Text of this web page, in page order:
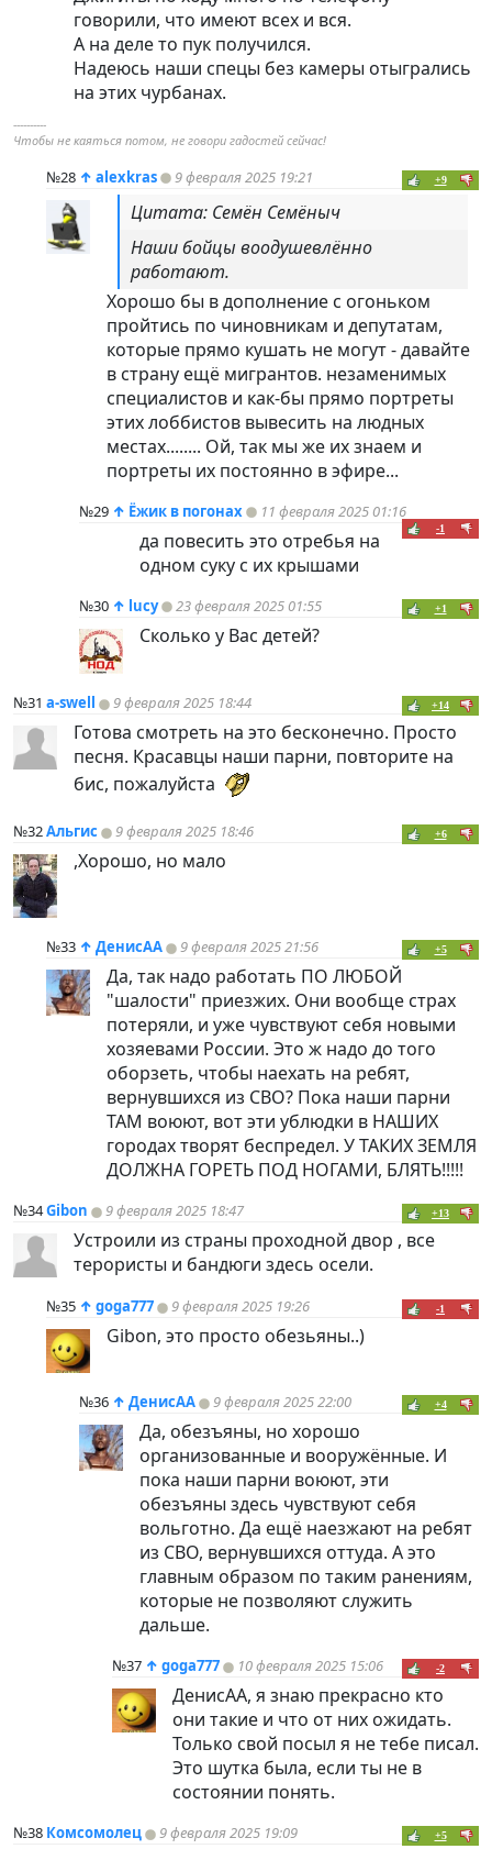
говорили, что имеют всех и вся.
А на деле то пук получился.
Надеюсь наши спецы без камеры отыгрались
на этих чурбанах.
----------
Чтобы не каяться потом, не говори гадостей сейчас!
№28 ↑ alexkras 9 февраля 2025 19:21 +9
Цитата: Семён Семёныч
Наши бойцы воодушевлённо
работают.
Хорошо бы в дополнение с огоньком
пройтись по чиновникам и депутатам,
которые прямо кушать не могут - давайте
в страну ещё мигрантов. незаменимых
специалистов и как-бы прямо портреты
этих лоббистов вывесить на людных
местах........ Ой, так мы же их знаем и
портреты их постоянно в эфире...
№29 ↑ Ёжик в погонах 11 февраля 2025 01:16
-1
да повесить это отребья на
одном суку с их крышами
№30 ↑ lucy 23 февраля 2025 01:55 +1
Сколько у Вас детей?
№31 a-swell 9 февраля 2025 18:44 +14
Готова смотреть на это бесконечно. Просто
песня. Красавцы наши парни, повторите на
бис, пожалуйста
№32Альгис 9 февраля 2025 18:46 +6
,Хорошо, но мало
№33 ↑ ДенисАА 9 февраля 2025 21:56 +5
Да, так надо работать ПО ЛЮБОЙ
"шалости" приезжих. Они вообще страх
потеряли, и уже чувствуют себя новыми
хозяевами России. Это ж надо до того
оборзеть, чтобы наехать на ребят,
вернувшихся из СВО? Пока наши парни
ТАМ воюют, вот эти ублюдки в НАШИХ
городах творят беспредел. У ТАКИХ ЗЕМЛЯ
ДОЛЖНА ГОРЕТЬ ПОД НОГАМИ, БЛЯТЬ!!!!!
№34Gibon 9 февраля 2025 18:47 +13
Устроили из страны проходной двор , все
терористы и бандюги здесь осели.
№35 ↑ goga777 9 февраля 2025 19:26 -1
Gibon, это просто обезьяны..)
№36 ↑ ДенисАА 9 февраля 2025 22:00 +4
Да, обезъяны, но хорошо
организованные и вооружённые. И
пока наши парни воюют, эти
обезъяны здесь чувствуют себя
вольготно. Да ещё наезжают на ребят
из СВО, вернувшихся оттуда. А это
главным образом по таким ранениям,
которые не позволяют служить
дальше.
№37 ↑ goga777 10 февраля 2025 15:06 -2
ДенисАА, я знаю прекрасно кто
они такие и что от них ожидать.
Только свой посыл я не тебе писал.
Это шутка была, если ты не в
состоянии понять.
№38 Комсомолец 9 февраля 2025 19:09 +5